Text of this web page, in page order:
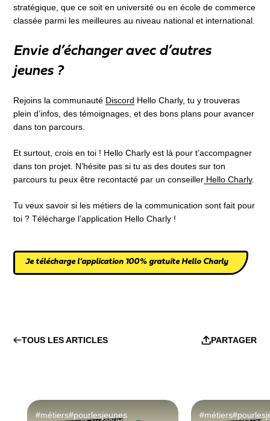
stratégique, que ce soit en université ou en école de commerce
classée parmi les meilleures au niveau national et international.
Envie d’échanger avec d’autres
jeunes ?
Rejoins la communauté Discord Hello Charly, tu y trouveras
plein d’infos, des témoignages, et des bons plans pour avancer
dans ton parcours.
Et surtout, crois en toi ! Hello Charly est là pour t’accompagner
dans ton projet. N’hésite pas si tu as des doutes sur ton
parcours tu peux être recontacté par un conseiller Hello Charly.
Tu veux savoir si les métiers de la communication sont fait pour
toi ? Télécharge l’application Hello Charly !
Je télécharge l’application 100% gratuite Hello Charly
TOUS LES ARTICLES PARTAGER
#métiers#pourlesjeunes
#métiers